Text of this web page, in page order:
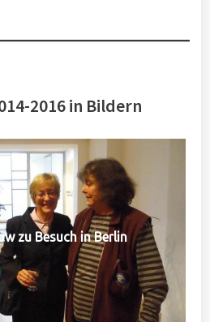
2016 in Bildern
zu Besuch in Berlin